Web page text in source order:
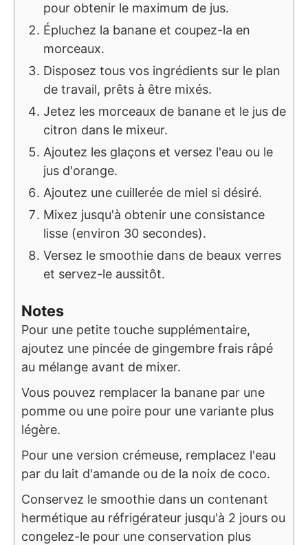
pour obtenir le maximum de jus.
Épluchez la banane et coupez-la en
morceaux.
Disposez tous vos ingrédients sur le plan
de travail, prêts à être mixés.
Jetez les morceaux de banane et le jus de
citron dans le mixeur.
Ajoutez les glaçons et versez l'eau ou le
jus d'orange.
Ajoutez une cuillerée de miel si désiré.
Mixez jusqu'à obtenir une consistance
lisse (environ 30 secondes).
Versez le smoothie dans de beaux verres
et servez-le aussitôt.
Notes
Pour une petite touche supplémentaire,
ajoutez une pincée de gingembre frais râpé
au mélange avant de mixer.
Vous pouvez remplacer la banane par une
pomme ou une poire pour une variante plus
légère.
Pour une version crémeuse, remplacez l'eau
par du lait d'amande ou de la noix de coco.
Conservez le smoothie dans un contenant
hermétique au réfrigérateur jusqu'à 2 jours ou
congelez-le pour une conservation plus